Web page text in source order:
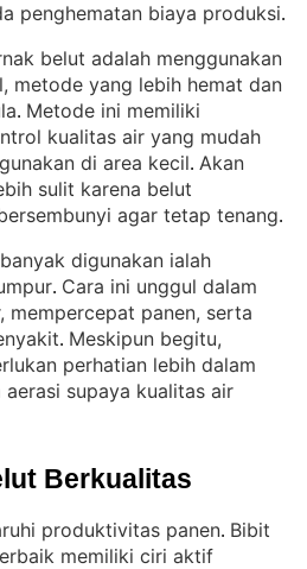
penghematan biaya produksi.
belut adalah menggunakan
metode yang lebih hemat dan
. Metode ini memiliki
kualitas air yang mudah
di area kecil. Akan
sulit karena belut
agar tetap tenang.
digunakan ialah
. Cara ini unggul dalam
mempercepat panen, serta
. Meskipun begitu,
perhatian lebih dalam
supaya kualitas air
Berkualitas
produktivitas panen. Bibit
memiliki ciri aktif